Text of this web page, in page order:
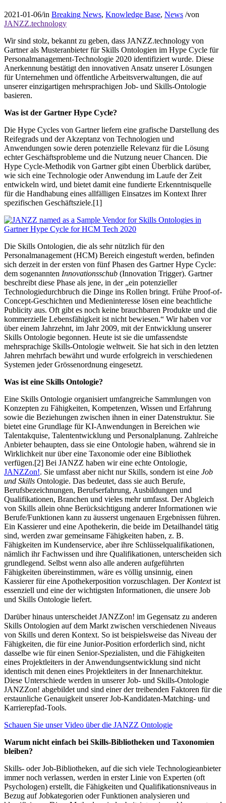
2021-01-06/in Breaking News, Knowledge Base, News /von
JANZZ.technology
Wir sind stolz, bekannt zu geben, dass JANZZ.technology von
Gartner als Musteranbieter für Skills Ontologien im Hype Cycle für
Personalmanagement-Technologie 2020 identifiziert wurde. Diese
Anerkennung bestätigt den innovativen Ansatz unserer Lösungen
für Unternehmen und öffentliche Arbeitsverwaltungen, die auf
unserer einzigartigen mehrsprachigen Job- und Skills-Ontologie
basieren.
Was ist der Gartner Hype Cycle?
Die Hype Cycles von Gartner liefern eine grafische Darstellung des
Reifegrads und der Akzeptanz von Technologien und
Anwendungen sowie deren potenzielle Relevanz für die Lösung
echter Geschäftsprobleme und die Nutzung neuer Chancen. Die
Hype Cycle-Methodik von Gartner gibt einen Überblick darüber,
wie sich eine Technologie oder Anwendung im Laufe der Zeit
entwickeln wird, und bietet damit eine fundierte Erkenntnisquelle
für die Handhabung eines allfälligen Einsatzes im Kontext Ihrer
spezifischen Geschäftsziele.[1]
Die Skills Ontologien, die als sehr nützlich für den
Personalmanagement (HCM) Bereich eingestuft werden, befinden
sich derzeit in der ersten von fünf Phasen des Gartner Hype Cycle:
dem sogenannten Innovationsschub (Innovation Trigger). Gartner
beschreibt diese Phase als jene, in der „ein potenzieller
Technologiedurchbruch die Dinge ins Rollen bringt. Frühe Proof-of-
Concept-Geschichten und Medieninteresse lösen eine beachtliche
Publicity aus. Oft gibt es noch keine brauchbaren Produkte und die
kommerzielle Lebensfähigkeit ist nicht bewiesen.“ Wir haben vor
über einem Jahrzehnt, im Jahr 2009, mit der Entwicklung unserer
Skills Ontologie begonnen. Heute ist sie die umfassendste
mehrsprachige Skills-Ontologie weltweit. Sie hat sich in den letzten
Jahren mehrfach bewährt und wurde erfolgreich in verschiedenen
Systemen jeder Grössenordnung eingesetzt.
Was ist eine Skills Ontologie?
Eine Skills Ontologie organisiert umfangreiche Sammlungen von
Konzepten zu Fähigkeiten, Kompetenzen, Wissen und Erfahrung
sowie die Beziehungen zwischen ihnen in einer Datenstruktur. Sie
bietet eine Grundlage für KI-Anwendungen in Bereichen wie
Talentakquise, Talententwicklung und Personalplanung. Zahlreiche
Anbieter behaupten, dass sie eine Ontologie haben, während sie in
Wirklichkeit nur über eine Taxonomie oder eine Bibliothek
verfügen.[2] Bei JANZZ haben wir eine echte Ontologie,
JANZZon!. Sie umfasst aber nicht nur Skills, sondern ist eine Job
und Skills Ontologie. Das bedeutet, dass sie auch Berufe,
Berufsbezeichnungen, Berufserfahrung, Ausbildungen und
Qualifikationen, Branchen und vieles mehr umfasst. Der Abgleich
von Skills allein ohne Berücksichtigung anderer Informationen wie
Berufe/Funktionen kann zu äusserst ungenauen Ergebnissen führen.
Ein Kassierer und eine Apothekerin, die beide im Detailhandel tätig
sind, werden zwar gemeinsame Fähigkeiten haben, z. B.
Fähigkeiten im Kundenservice, aber ihre Schlüsselqualifikationen,
nämlich ihr Fachwissen und ihre Qualifikationen, unterscheiden sich
grundlegend. Selbst wenn also alle anderen aufgeführten
Fähigkeiten übereinstimmen, wäre es völlig unsinnig, einen
Kassierer für eine Apothekerposition vorzuschlagen. Der Kontextist
essenziell und eine der wichtigsten Informationen, die unsere Job
und Skills Ontologie liefert.
Darüber hinaus unterscheidet JANZZon! im Gegensatz zu anderen
Skills Ontologien auf dem Markt zwischen verschiedenen Niveaus
von Skills und deren Kontext. So ist beispielsweise das Niveau der
Fähigkeiten, die für eine Junior-Position erforderlich sind, nicht
dasselbe wie für einen Senior-Spezialisten, und die Fähigkeiten
eines Projektleiters in der Anwendungsentwicklung sind nicht
identisch mit denen eines Projektleiters in der Innenarchitektur.
Diese Unterschiede werden in unserer Job- und Skills-Ontologie
JANZZon! abgebildet und sind einer der treibenden Faktoren für die
erstaunliche Genauigkeit unserer Job-Kandidaten-Matching- und
Karrierepfad-Tools.
Schauen Sie unser Video über die JANZZ Ontologie
Warum nicht einfach bei Skills-Bibliotheken und Taxonomien
bleiben?
Skills- oder Job-Bibliotheken, auf die sich viele Technologieanbieter
immer noch verlassen, werden in erster Linie von Experten (oft
Psychologen) erstellt, die Fähigkeiten und Qualifikationsniveaus in
Bezug auf Jobkategorien oder Funktionen analysieren und